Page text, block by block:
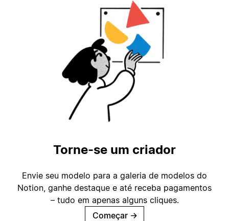
Torne-se um criador
Envie seu modelo para a galeria de modelos do
Notion, ganhe destaque e até receba pagamentos
– tudo em apenas alguns cliques.
Começar →